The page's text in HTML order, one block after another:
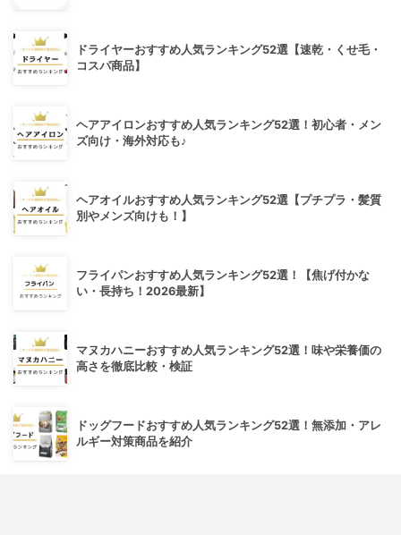
ドライヤーおすすめ人気ランキング52選【速乾・くせ毛・
コスパ商品】
ヘアアイロンおすすめ人気ランキング52選！初心者・メン
ズ向け・海外対応も♪
ヘアオイルおすすめ人気ランキング52選【プチプラ・髪質
別やメンズ向けも！】
フライパンおすすめ人気ランキング52選！【焦げ付かな
い・長持ち！2026最新】
マヌカハニーおすすめ人気ランキング52選！味や栄養価の
高さを徹底比較・検証
ドッグフードおすすめ人気ランキング52選！無添加・アレ
ルギー対策商品を紹介